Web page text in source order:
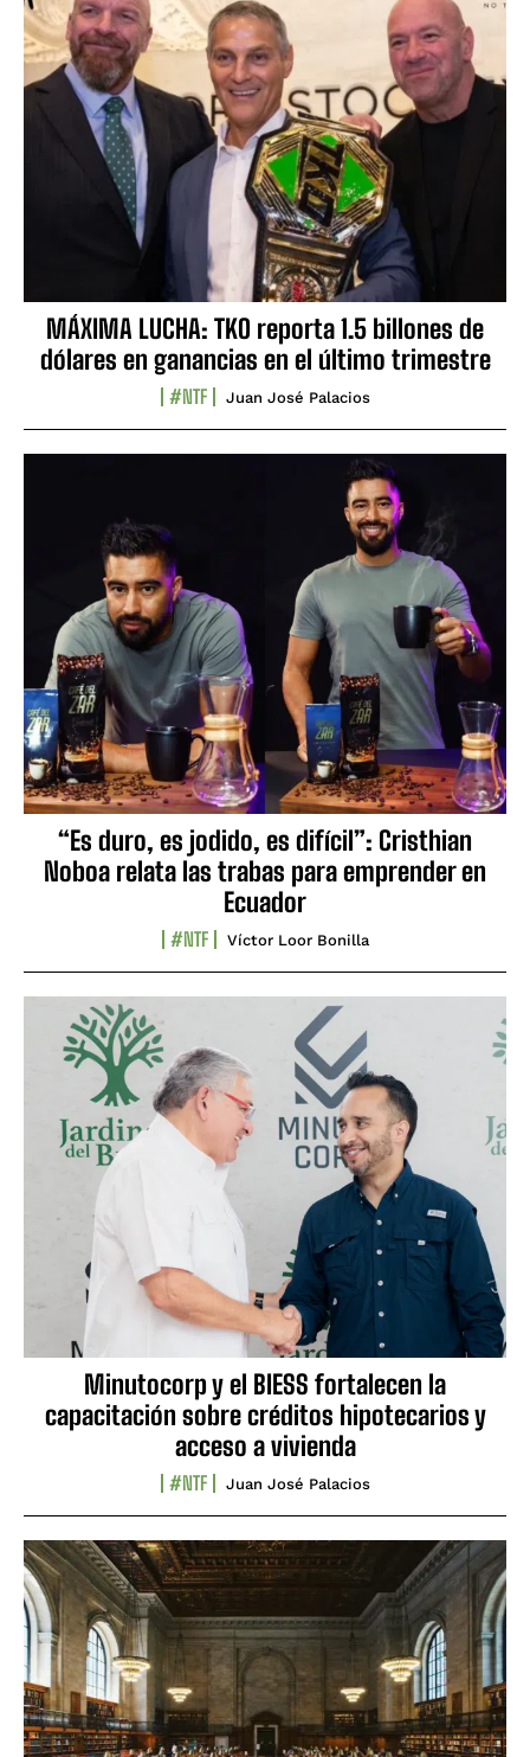
MÁXIMA LUCHA: TKO reporta 1.5 billones de
dólares en ganancias en el último trimestre
#NTF Juan José Palacios
“Es duro, es jodido, es difícil”: Cristhian
Noboa relata las trabas para emprender en
Ecuador
#NTF Víctor Loor Bonilla
Minutocorp y el BIESS fortalecen la
capacitación sobre créditos hipotecarios y
acceso a vivienda
#NTF Juan José Palacios